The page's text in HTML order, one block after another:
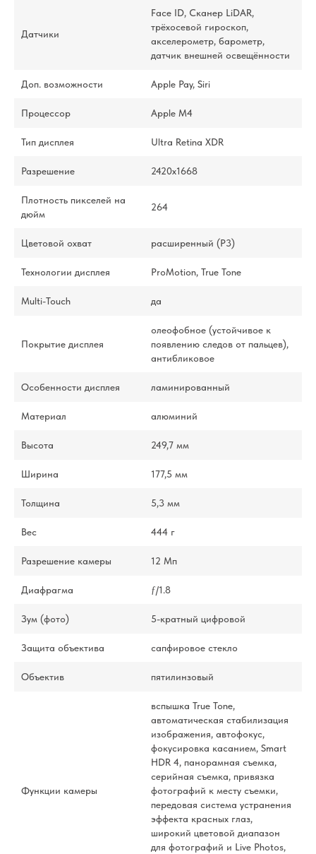
Датчики
Face ID, Сканер LiDAR,
трёхосевой гироскоп,
акселерометр, барометр,
датчик внешней освещённости
Доп. возможности Apple Pay, Siri
Процессор Apple M4
Тип дисплея Ultra Retina XDR
Разрешение 2420x1668
Плотность пикселей на
дюйм
264
Цветовой охват расширенный (P3)
Технологии дисплея ProMotion, True Tone
Multi-Touch да
Покрытие дисплея
олеофобное (устойчивое к
появлению следов от пальцев),
антибликовое
Особенности дисплея ламинированный
Материал алюминий
Высота 249,7 мм
Ширина 177,5 мм
Толщина 5,3 мм
Вес 444 г
Разрешение камеры 12 Мп
Диафрагма ƒ/1.8
Зум (фото) 5-кратный цифровой
Защита объектива сапфировое стекло
Объектив пятилинзовый
Функции камеры
вспышка True Tone,
автоматическая стабилизация
изображения, автофокус,
фокусировка касанием, Smart
HDR 4, панорамная съемка,
серийная съемка, привязка
фотографий к месту съемки,
передовая система устранения
эффекта красных глаз,
широкий цветовой диапазон
для фотографий и Live Photos,